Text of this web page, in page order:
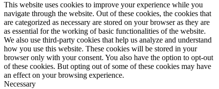
This website uses cookies to improve your experience while you
navigate through the website. Out of these cookies, the cookies that
are categorized as necessary are stored on your browser as they are
as essential for the working of basic functionalities of the website.
We also use third-party cookies that help us analyze and understand
how you use this website. These cookies will be stored in your
browser only with your consent. You also have the option to opt-out
of these cookies. But opting out of some of these cookies may have
an effect on your browsing experience.
Necessary